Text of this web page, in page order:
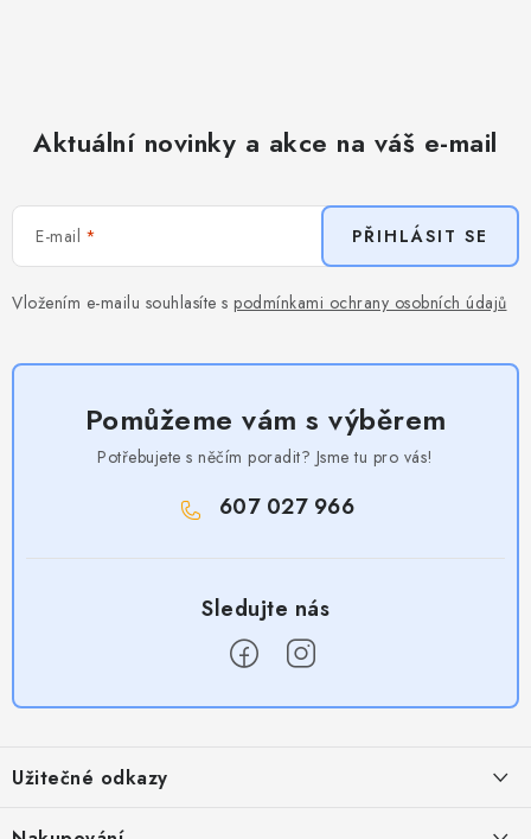
Aktuální novinky a akce na váš e-mail
E-mail
Vložením e-mailu souhlasíte s podmínkami ochrany osobních údajů
PŘIHLÁSIT SE
Pomůžeme vám s výběrem
Potřebujete s něčím poradit? Jsme tu pro vás!
607 027 966
p
a
Užitečné odkazy